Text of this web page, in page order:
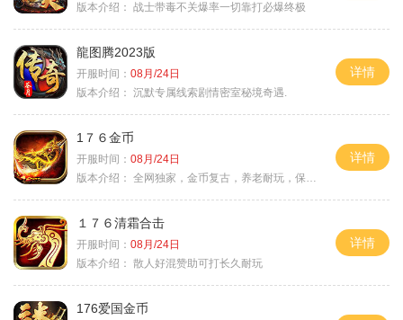
版本介绍： 战士带毒不关爆率一切靠打必爆终极
龍图腾2023版
开服时间： 08月/24日
版本介绍： 沉默专属线索剧情密室秘境奇遇.
详情
1７６金币
开服时间： 08月/24日
版本介绍： 全网独家，金币复古，养老耐玩，保底回収
详情
１７６清霜合击
开服时间： 08月/24日
版本介绍： 散人好混赞助可打长久耐玩
详情
176爱国金币